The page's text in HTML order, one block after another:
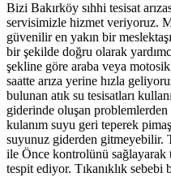
Bizi Bakırköy sıhhi tesisat
servisimizle hizmet veriyoruz.
güvenilir en yakın bir
bir şekilde doğru olarak
şekline göre araba veya
saatte arıza yerine hızla
bulunan atık su tesisatları
giderinde oluşan
kulanım suyu geri teperek
suyunuz giderden gitmeyebilir.
ile Önce kontrolünü sağlayarak
tespit ediyor. Tıkanıklık